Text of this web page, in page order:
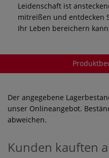
Leidenschaft ist
mitreißen und entdecken
Ihr Leben bereichern
Der angegebene
unser Onlineangebot.
abweichen.
Kunden kauften